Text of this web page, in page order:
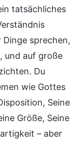
tatsächliches
sprechen,
und auf große
Du
wie Gottes
Seine
Größe, Seine
– aber